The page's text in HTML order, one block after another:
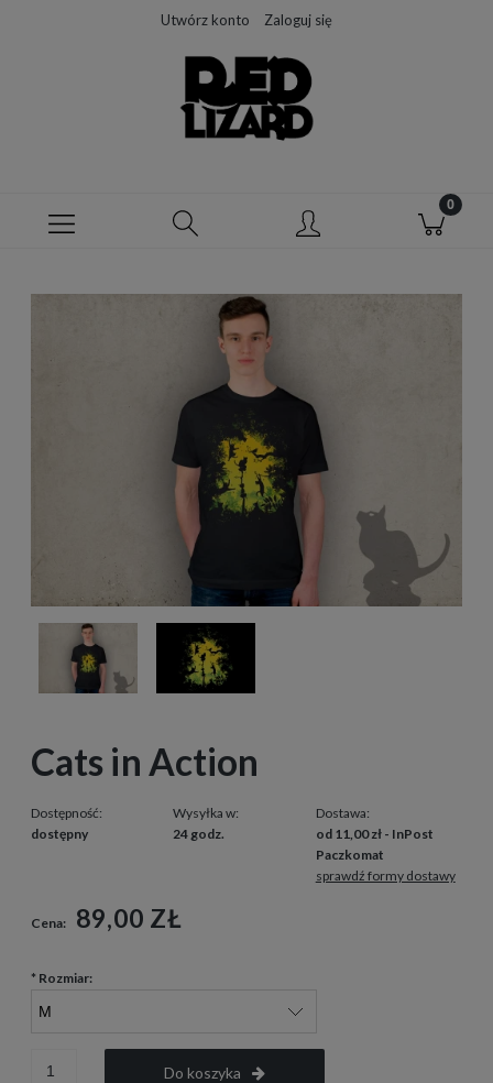
Utwórz konto Zaloguj się
Cats in Action
Dostępność:
dostępny
Wysyłka w:
24 godz.
Dostawa:
od 11,00 zł - InPost
Paczkomat
sprawdź formy dostawy
Cena: 89,00 ZŁ
* Rozmiar:
Do koszyka